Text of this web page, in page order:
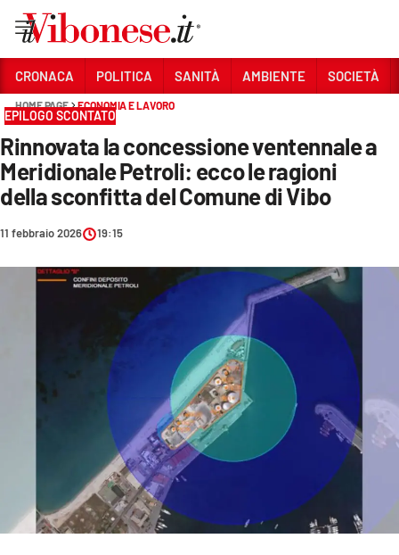
Sezioni
CRONACA
POLITICA
ECONOMIA E LAVORO
Streaming
LAC TV
CRONACA POLITICA SANITÀ AMBIENTE SOCIETÀ
HOME PAGE ECONOMIA E LAVORO
EPILOGO SCONTATO
Rinnovata la concessione ventennale a
Meridionale Petroli: ecco le ragioni
della sconfitta del Comune di Vibo
11 febbraio 2026 19:15